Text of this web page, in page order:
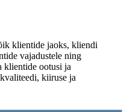
klientide jaoks, kliendi
vajadustele ning
klientide ootusi ja
kiiruse ja